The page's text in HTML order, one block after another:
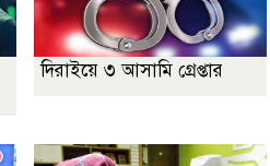
দিরাইয়ে ৩ আসামি গ্রেপ্তার